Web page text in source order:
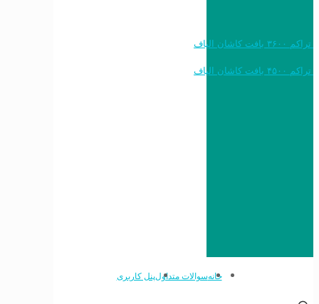
خرید به قیمت فرش ماشینی ۱۲۰۰ شانه تراکم ۳۶۰۰ بافت کاشان الیاف
خرید به قیمت فرش ماشینی ۱۵۰۰ شانه تراکم ۴۵۰۰ بافت کاشان الیاف
خانهسوالات متداولپنل کاربری